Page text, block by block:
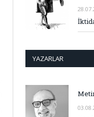
YAZARLAR